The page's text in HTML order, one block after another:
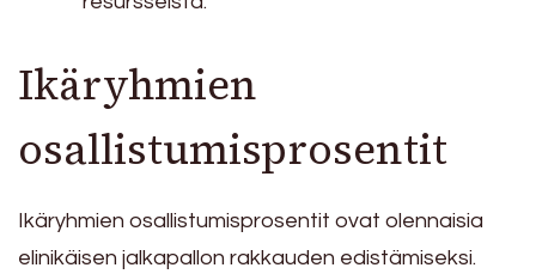
Ikäryhmien
osallistumisprosentit
Ikäryhmien osallistumisprosentit ovat olennaisia
elinikäisen jalkapallon rakkauden edistämiseksi.